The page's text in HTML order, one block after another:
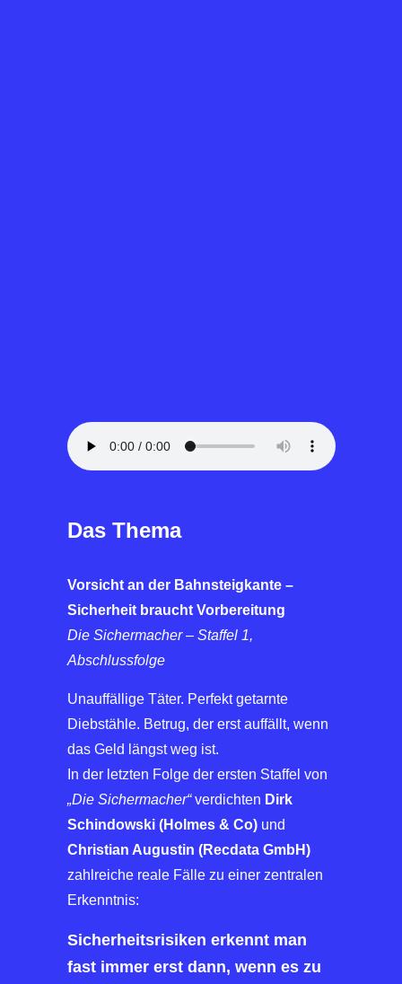
Das Thema
Vorsicht an der Bahnsteigkante –
Sicherheit braucht Vorbereitung
Die Sichermacher – Staffel 1,
Abschlussfolge
Unauffällige Täter. Perfekt getarnte
Diebstähle. Betrug, der erst auffällt, wenn
das Geld längst weg ist.
In der letzten Folge der ersten Staffel von
„Die Sichermacher“verdichten Dirk
Schindowski (Holmes & Co)und
Christian Augustin (Recdata GmbH)
zahlreiche reale Fälle zu einer zentralen
Erkenntnis:
Sicherheitsrisiken erkennt man
fast immer erst dann, wenn es zu